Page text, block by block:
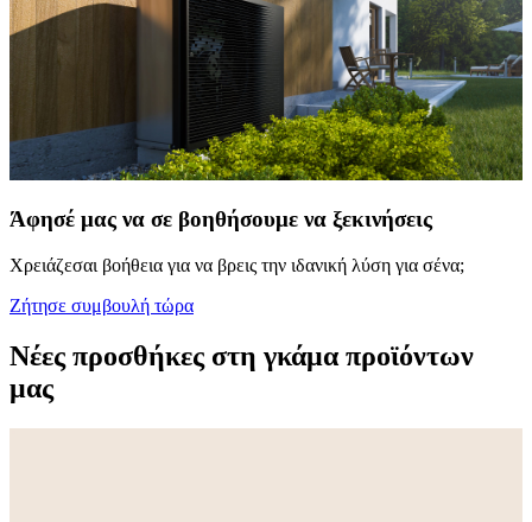
Άφησέ μας να σε βοηθήσουμε να ξεκινήσεις
Χρειάζεσαι βοήθεια για να βρεις την ιδανική λύση για σένα;
Ζήτησε συμβουλή τώρα
Νέες προσθήκες στη γκάμα προϊόντων
μας